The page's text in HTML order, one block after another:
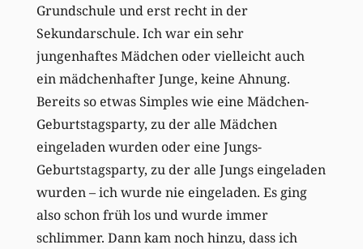
Grundschule und erst recht in der
Sekundarschule. Ich war ein sehr
jungenhaftes Mädchen oder vielleicht auch
ein mädchenhafter Junge, keine Ahnung.
Bereits so etwas Simples wie eine Mädchen-
Geburtstagsparty, zu der alle Mädchen
eingeladen wurden oder eine Jungs-
Geburtstagsparty, zu der alle Jungs eingeladen
wurden – ich wurde nie eingeladen. Es ging
also schon früh los und wurde immer
schlimmer. Dann kam noch hinzu, dass ich